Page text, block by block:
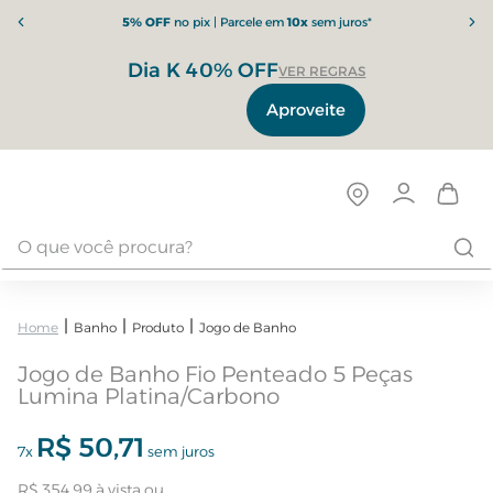
5% OFFno pix | Parcele em10xsem juros*
Dia K 40% OFFVER REGRAS
Aproveite
Banho Produto Jogo de Banho
Jogo de Banho Fio Penteado 5 Peças
Lumina Platina/Carbono
7x R$ 50,71 sem juros